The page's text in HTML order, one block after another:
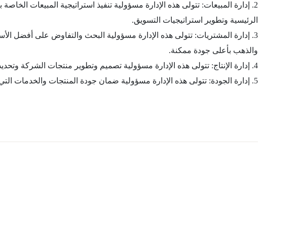
2. إدارة المبيعات: تتولى هذه الإدارة مسؤولية تنفيذ استراتيجية المبيعات
الرئيسية وتطوير استراتيجيات التسويق.
3. إدارة المشتريات: تتولى هذه الإدارة مسؤولية البحث والتفاوض على أفضل
والذهب بأعلى جودة ممكنة.
4. إدارة الإنتاج: تتولى هذه الإدارة مسؤولية تصميم وتطوير منتجات الشركة وتحديد المواصفات الفنية للمجوهرات والذهب وتنفيذ عمليات الإنتاج والتصنيع والجودة.
5. إدارة الجودة: تتولى هذه الإدارة مسؤولية ضمان جودة المنتجات والخدمات التي تقدمها الشركة والحفاظ على المعايير الصحية والأمنية والبي